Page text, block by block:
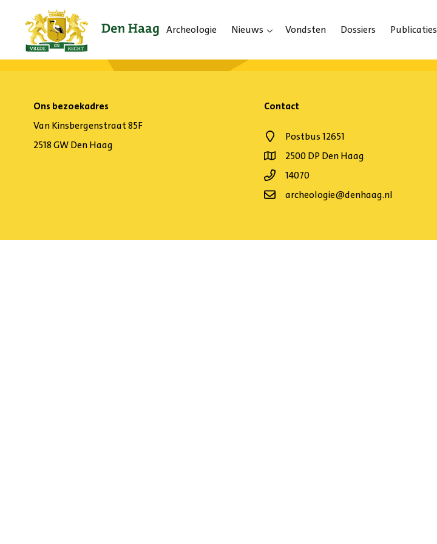
Archeologie Nieuws Vondsten Dossiers Publicaties
Ons bezoekadres
Van Kinsbergenstraat 85F
2518 GW Den Haag
Contact
Postbus 12651
2500 DP Den Haag
14070
archeologie@denhaag.nl